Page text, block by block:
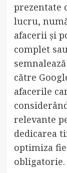
prezentate
lucru,
afacerii și
complet
către
afacerile
relevante
dedicarea
optimiza
obligatorie.